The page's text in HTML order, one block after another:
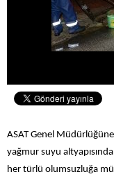
ASAT Genel
yağmur suyu
her türlü olumsuzluğa